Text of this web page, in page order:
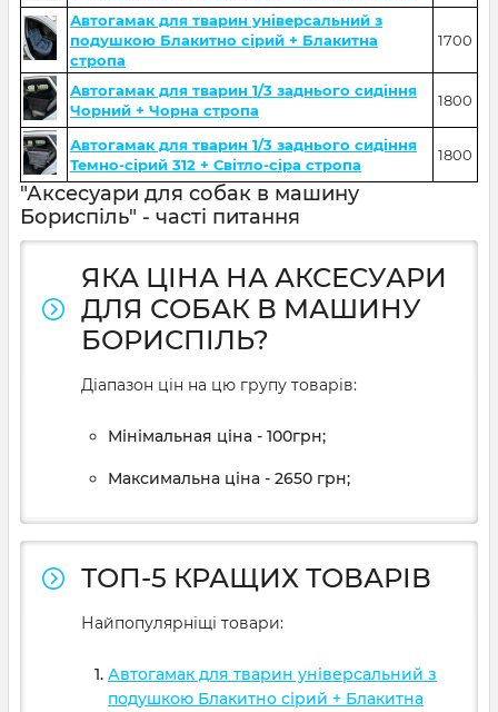
Автогамак для тварин універсальний з
подушкою Блакитно сірий + Блакитна
стропа
1700
Автогамак для тварин 1/3 заднього сидіння
Чорний + Чорна стропа
1800
Автогамак для тварин 1/3 заднього сидіння
Темно-сірий 312 + Світло-сіра стропа
1800
"Аксесуари для собак в машину
Бориспіль" - часті питання
ЯКА ЦІНА НА АКСЕСУАРИ
ДЛЯ СОБАК В МАШИНУ
БОРИСПІЛЬ?
Діапазон цін на цю групу товарів:
Мінімальная ціна - 100грн;
Максимальна ціна - 2650 грн;
ТОП-5 КРАЩИХ ТОВАРІВ
Найпопулярніщі товари:
Автогамак для тварин універсальний з
подушкою Блакитно сірий + Блакитна